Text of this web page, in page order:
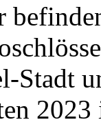
Stadt